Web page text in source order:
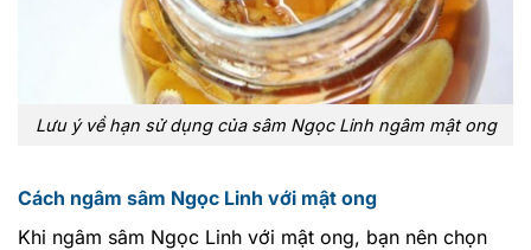
Lưu ý về hạn sử dụng của sâm Ngọc Linh ngâm mật ong
Cách ngâm sâm Ngọc Linh với mật ong
Khi ngâm sâm Ngọc Linh với mật ong, bạn nên chọn